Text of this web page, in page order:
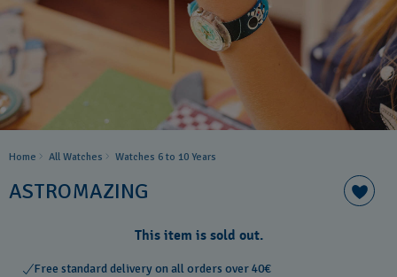
Home All Watches Watches 6 to 10 Years​
ASTROMAZING
This item is sold out.
Free standard delivery on all orders over 40€